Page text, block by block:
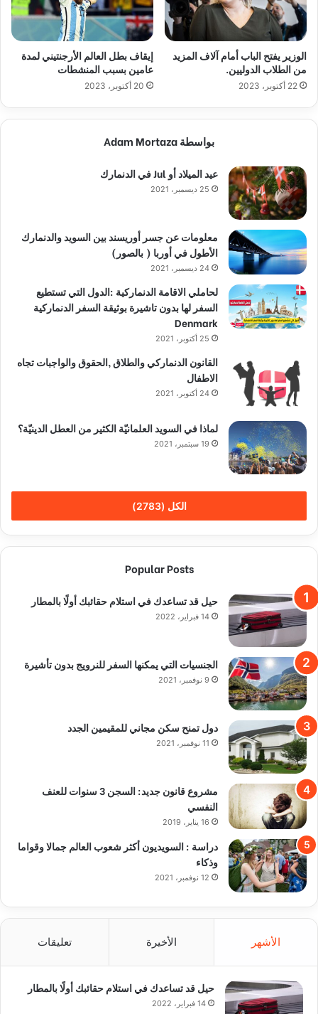
الوزير يفتح الباب أمام آلاف المزيد
من الطلاب الدوليين.
22 أكتوبر، 2023
إيقاف بطل العالم الأرجنتيني لمدة
عامين بسبب المنشطات
20 أكتوبر، 2023
بواسطة Adam Mortaza
عيد الميلاد أو Jul في الدنمارك
25 ديسمبر، 2021
معلومات عن جسر أوريسند بين السويد والدنمارك
الأطول في أوربا ( بالصور)
24 ديسمبر، 2021
لحاملي الاقامة الدنماركية :الدول التي تستطيع
السفر لها بدون تاشيرة بوثيقة السفر الدنماركية
Denmark
25 أكتوبر، 2021
القانون الدنماركي والطلاق ,الحقوق والواجبات تجاه
الاطفال
24 أكتوبر، 2021
لماذا في السويد العلمانيّة الكثير من العطل الدينيّة؟
19 سبتمبر، 2021
الكل (2783)
Popular Posts
حيل قد تساعدك في استلام حقائبك أولًا بالمطار
14 فبراير، 2022
الجنسيات التي يمكنها السفر للنرويج بدون تأشيرة
9 نوفمبر، 2021
دول تمنح سكن مجاني للمقيمين الجدد
11 نوفمبر، 2021
مشروع قانون جديد: السجن 3 سنوات للعنف
النفسي
16 يناير، 2019
دراسة : السويديون أكثر شعوب العالم جمالا وقواما
وذكاء
12 نوفمبر، 2021
الأشهر الأخيرة تعليقات
حيل قد تساعدك في استلام حقائبك أولًا بالمطار
14 فبراير، 2022